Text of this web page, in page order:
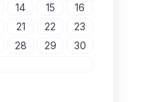
14 15
16
21 22
23
28 29
30